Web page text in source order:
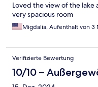
Loved the view of the lake
very spacious room
Migdalia, Aufenthalt von 3
Verifizierte Bewertung
10/10 –